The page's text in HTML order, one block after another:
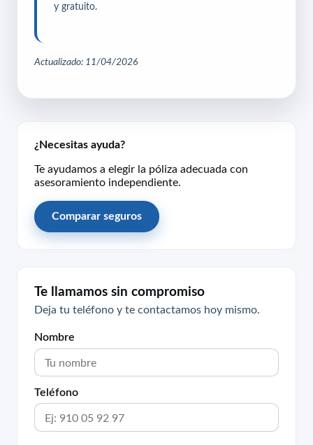
y gratuito.
Actualizado: 11/04/2026
¿Necesitas ayuda?
Te ayudamos a elegir la póliza adecuada con
asesoramiento independiente.
Comparar seguros
Te llamamos sin compromiso
Deja tu teléfono y te contactamos hoy mismo.
Nombre
Teléfono